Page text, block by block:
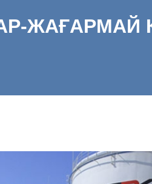
ЖАҒАРМАЙ